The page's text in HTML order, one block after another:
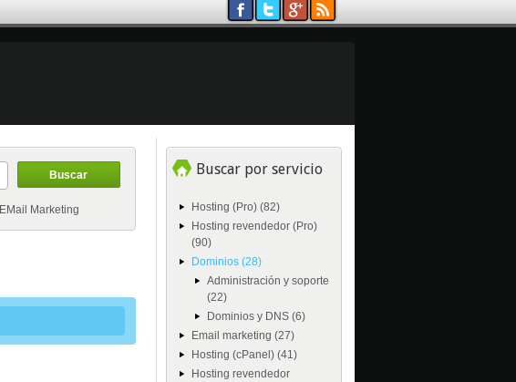
Buscar
EMail Marketing
Buscar por servicio
Hosting (Pro) (82)
Hosting revendedor (Pro)
(90)
Dominios (28)
Administración y soporte
(22)
Dominios y DNS (6)
Email marketing (27)
Hosting (cPanel) (41)
Hosting revendedor